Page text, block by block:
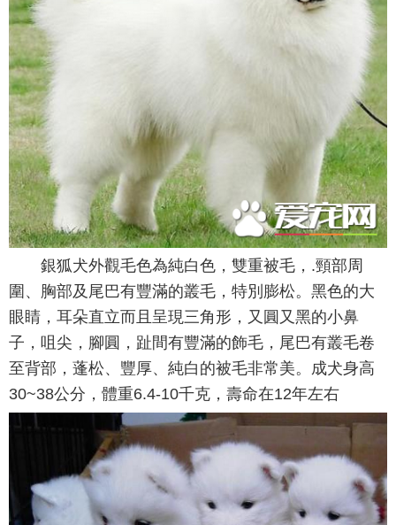
銀狐犬外觀毛色為純白色，雙重被毛，.頸部周
圍、胸部及尾巴有豐滿的叢毛，特別膨松。黑色的大
眼睛，耳朵直立而且呈現三角形，又圓又黑的小鼻
子，咀尖，腳圓，趾間有豐滿的飾毛，尾巴有叢毛卷
至背部，蓬松、豐厚、純白的被毛非常美。成犬身高
30~38公分，體重6.4-10千克，壽命在12年左右